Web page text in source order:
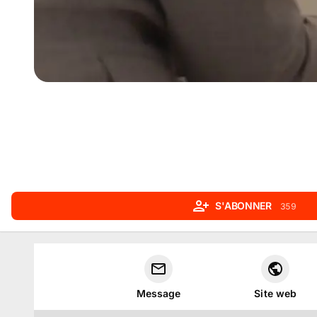
S'ABONNER 359
Message Site web